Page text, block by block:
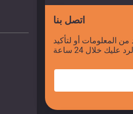
اتصل بنا
المعلومات أو لتأكيد